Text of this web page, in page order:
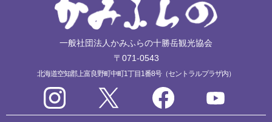
一般社団法人かみふらの十勝岳観光協会
〒071-0543
北海道空知郡上富良野町中町1丁目1番8号（セントラルプラザ内）